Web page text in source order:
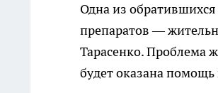
Одна из
препаратов —
Тарасенко. Проблема
будет оказана